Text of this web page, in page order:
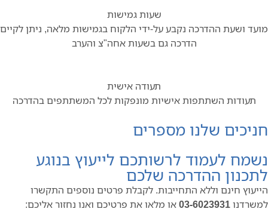
שעות גמישות
ושעת ההדרכה נקבע על-ידי הלקוח בגמישות מלאה, ניתן לקיים
הדרכה גם בשעות אחה"צ והערב
תעודה אישית
תעודות השתתפות אישיות מונפקות לכל המשתתפים בהדרכה
שלנו מספרים
לעמוד לרשותכם לייעוץ בנוגע
ההדרכה שלכם
חינם וללא התחייבות. לקבלת פרטים נוספים התקשרו
03-6023931או מלאו את פרטיכם ואנו נחזור אליכם: